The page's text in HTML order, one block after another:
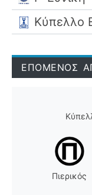
Κύπελλο
ΕΠΟΜΕΝΟΣ
Πιερικός